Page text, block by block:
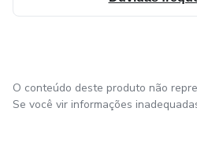
O conteúdo deste produto não
Se você vir informações